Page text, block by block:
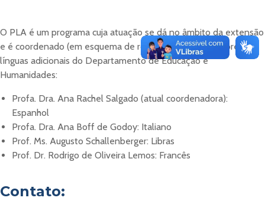
O PLA é um programa cuja atuação se dá no âmbito da extensão
e é coordenado (em esquema de rodízio) pelos professores de
línguas adicionais do Departamento de Educação e
Humanidades:
Profa. Dra. Ana Rachel Salgado (atual coordenadora):
Espanhol
Profa. Dra. Ana Boff de Godoy: Italiano
Prof. Ms. Augusto Schallenberger: Libras
Prof. Dr. Rodrigo de Oliveira Lemos: Francês
Contato: